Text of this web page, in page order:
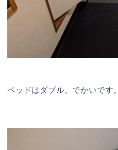
ベッドはダブル。でかいです。